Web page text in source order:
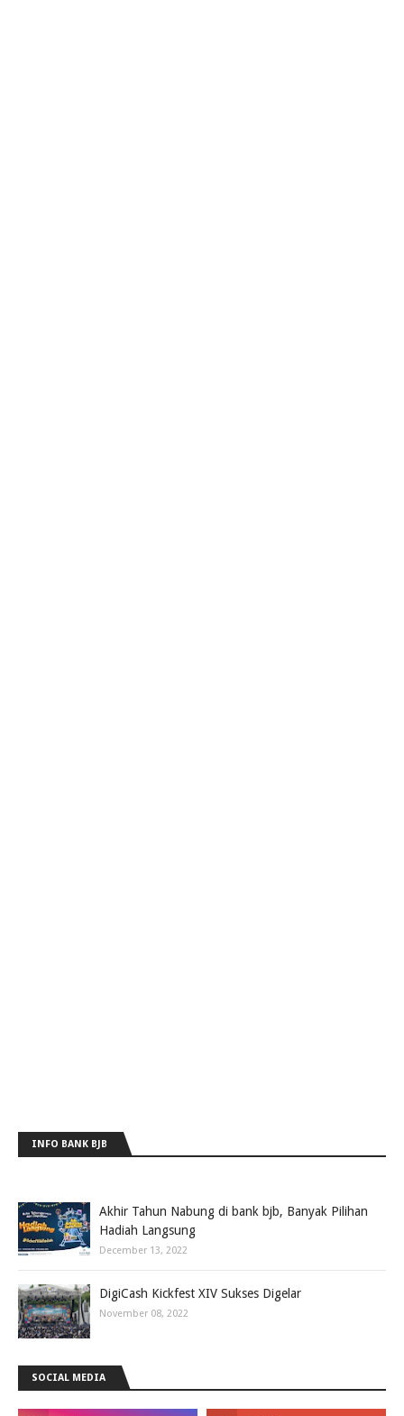
INFO BANK BJB
Akhir Tahun Nabung di bank bjb, Banyak Pilihan
Hadiah Langsung
December 13, 2022
DigiCash Kickfest XIV Sukses Digelar
November 08, 2022
SOCIAL MEDIA